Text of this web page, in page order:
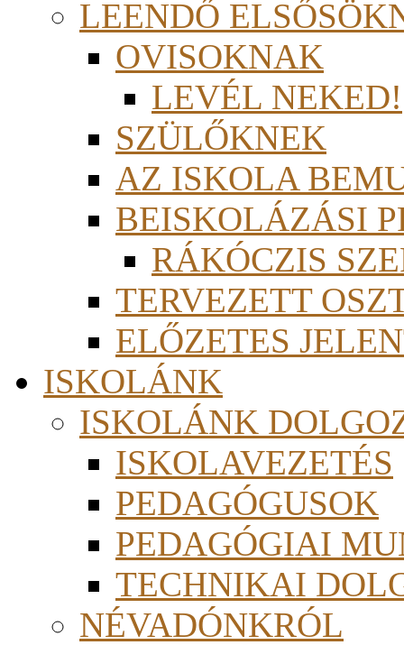
LEENDŐ
OVISOKNAK
LEVÉL NEKED!
SZÜLŐKNEK
AZ ISKOLA
BEISKOLÁZÁSI
RÁKÓCZIS
TERVEZETT
ELŐZETES
ISKOLÁNK
ISKOLÁNK
ISKOLAVEZETÉS
PEDAGÓGUSOK
PEDAGÓGIAI
TECHNIKAI
NÉVADÓNKRÓL